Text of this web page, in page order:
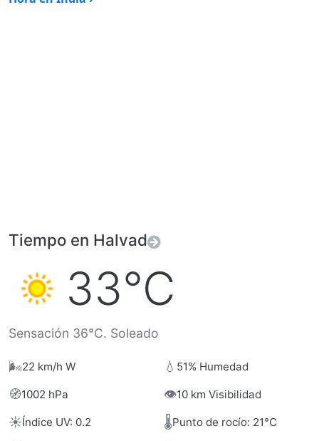
Tiempo en Halvad
33°C
Sensación 36°C. Soleado
🌬️22 km/h W 💧 51% Humedad
🧭1002 hPa 👁️10 km Visibilidad
☀️Índice UV: 0.2 🌡️Punto de rocío: 21°C